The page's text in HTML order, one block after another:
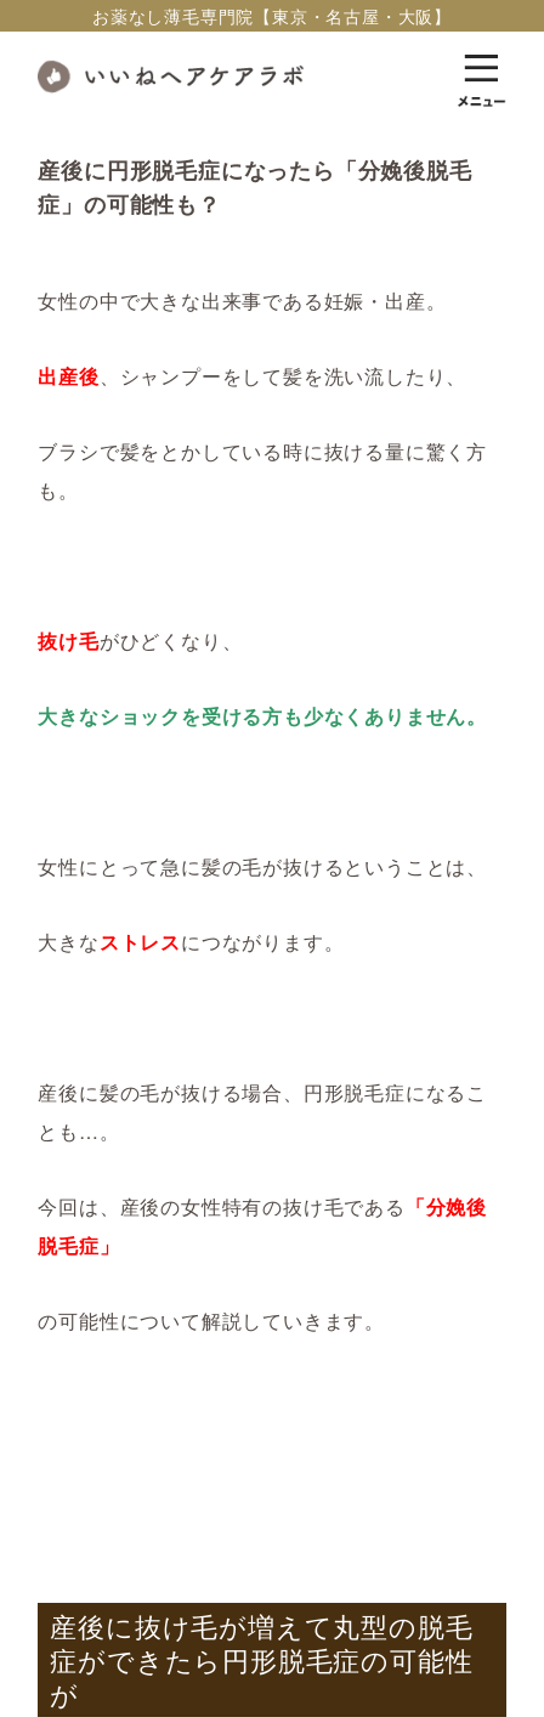
お薬なし薄毛専門院【東京・名古屋・大阪】
産後に円形脱毛症になったら「分娩後脱毛
症」の可能性も？
女性の中で大きな出来事である妊娠・出産。
出産後、シャンプーをして髪を洗い流したり、
ブラシで髪をとかしている時に抜ける量に驚く方
も。
抜け毛がひどくなり、
大きなショックを受ける方も少なくありません。
女性にとって急に髪の毛が抜けるということは、
大きなストレスにつながります。
産後に髪の毛が抜ける場合、円形脱毛症になるこ
とも…。
今回は、産後の女性特有の抜け毛である 「分娩後
脱毛症」
の可能性について解説していきます。
産後に抜け毛が増えて丸型の脱毛
症ができたら円形脱毛症の可能性
が